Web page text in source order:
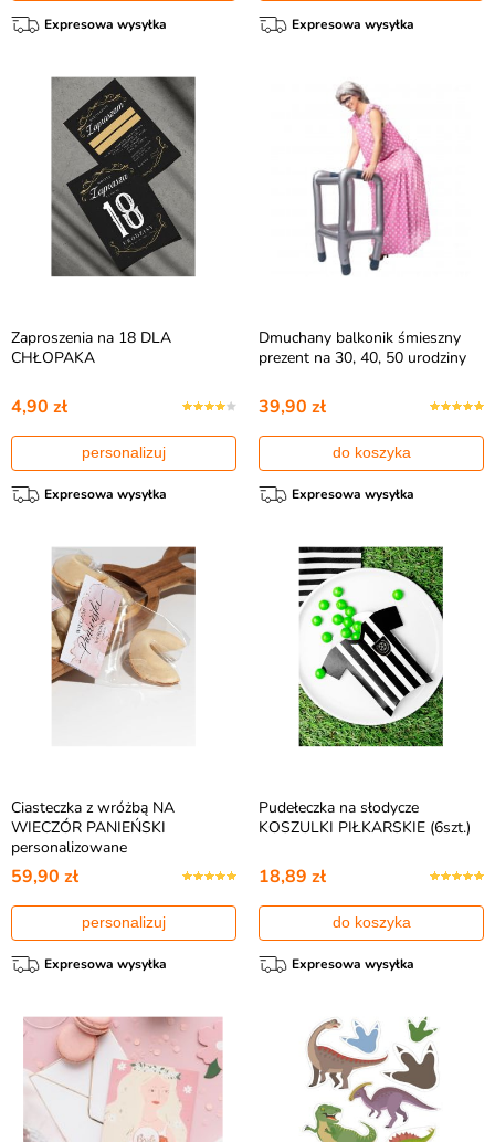
Expresowa wysyłka Expresowa wysyłka
Zaproszenia na 18 DLA
CHŁOPAKA
4,90 zł
personalizuj
Expresowa wysyłka
Dmuchany balkonik śmieszny
prezent na 30, 40, 50 urodziny
39,90 zł
do koszyka
Expresowa wysyłka
Ciasteczka z wróżbą NA
WIECZÓR PANIEŃSKI
personalizowane
59,90 zł
personalizuj
Expresowa wysyłka
Pudełeczka na słodycze
KOSZULKI PIŁKARSKIE (6szt.)
18,89 zł
do koszyka
Expresowa wysyłka